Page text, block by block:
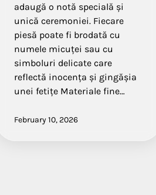
adaugă o notă specială și
unică ceremoniei. Fiecare
piesă poate fi brodată cu
numele micuței sau cu
simboluri delicate care
reflectă inocența și gingășia
unei fetițe Materiale fine…
February 10, 2026